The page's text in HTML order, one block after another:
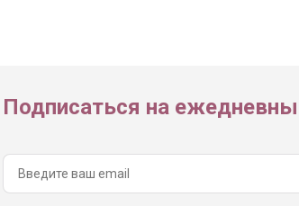
Подписаться на